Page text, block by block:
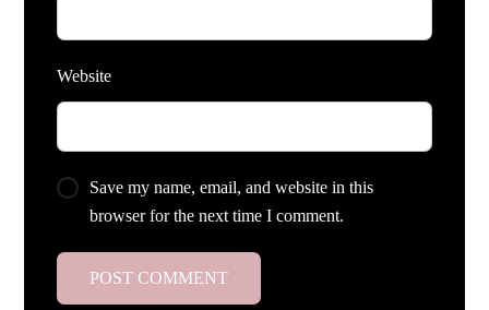
Website
Save my name, email, and website in this
browser for the next time I comment.